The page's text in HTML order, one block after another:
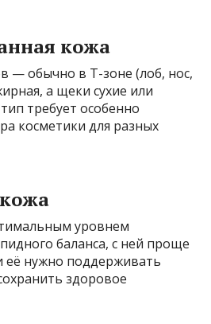
кожа
— обычно в Т-зоне (лоб, нос,
а щеки сухие или
требует особенно
косметики для разных
уровнем
баланса, с ней проще
её нужно поддерживать
здоровое